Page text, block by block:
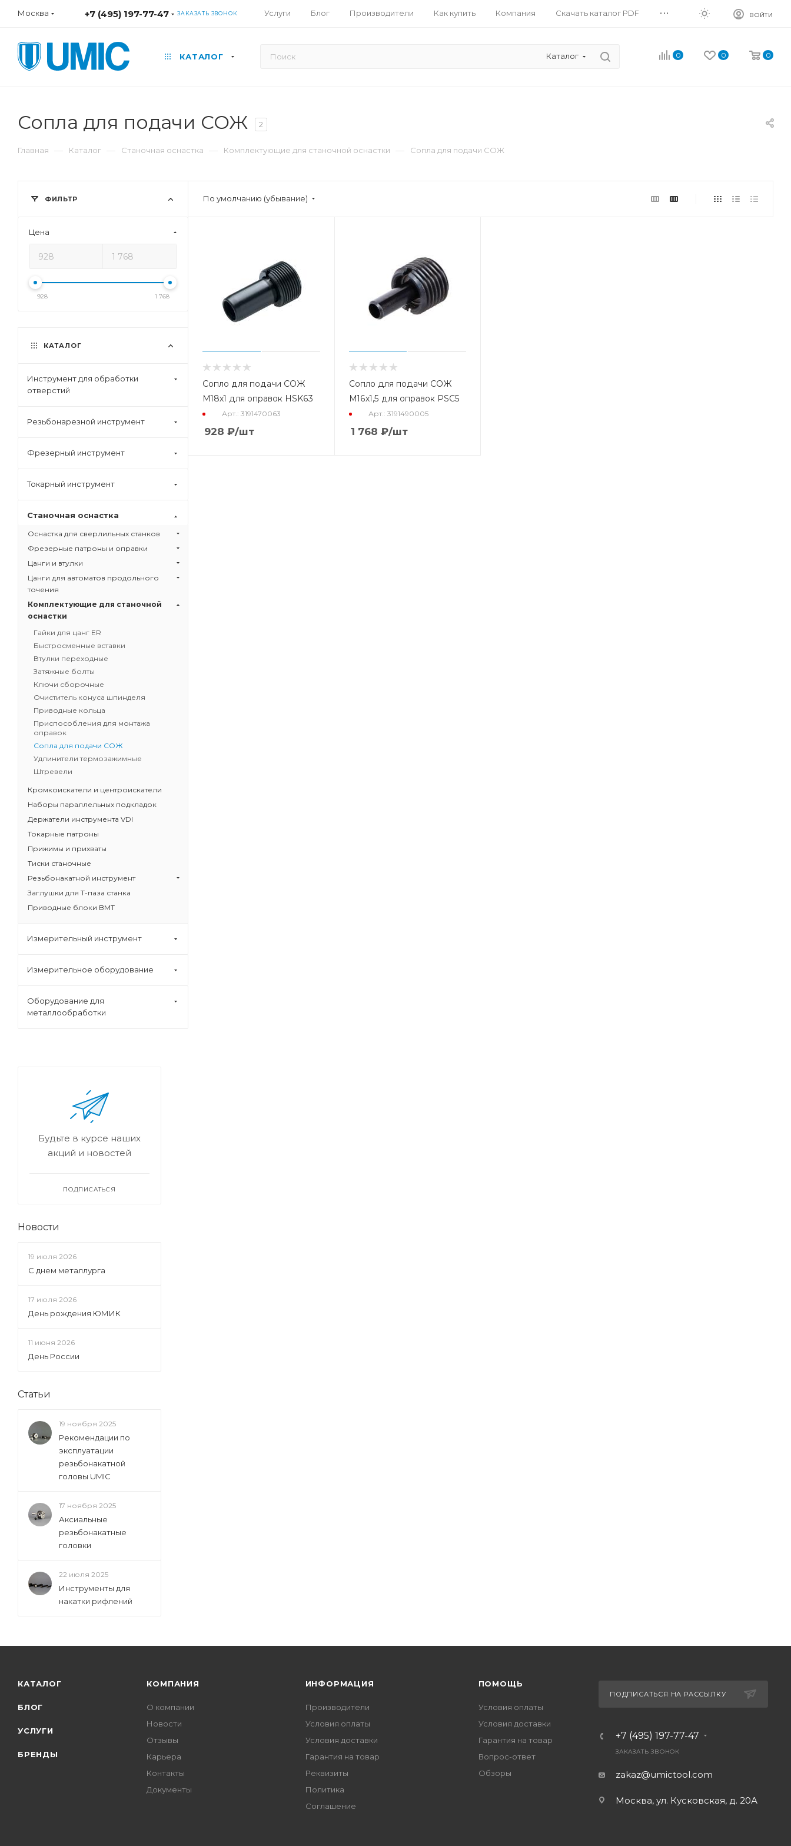
Москва +7 (495) 197-77-47 ЗАКАЗАТЬ ЗВОНОК Услуги Блог Производители Как купить Компания Скачать каталог PDF ... ВОЙТИ
КАТАЛОГ Каталог 0 0 0
Сопла для подачи СОЖ 2
Главная — Каталог — Станочная оснастка — Комплектующие для станочной оснастки — Сопла для подачи СОЖ
По умолчанию (убывание)
Сопло для подачи СОЖ
М18х1 для оправок HSK63
Арт.: 3191470063
928 ₽/шт
Сопло для подачи СОЖ
М16х1,5 для оправок PSC5
Арт.: 3191490005
1 768 ₽/шт
ФИЛЬТР
Цена
928 1 768
КАТАЛОГ
Инструмент для обработки
отверстий
Резьбонарезной инструмент
Фрезерный инструмент
Токарный инструмент
Станочная оснастка
Оснастка для сверлильных станков
Фрезерные патроны и оправки
Цанги и втулки
Цанги для автоматов продольного
точения
Комплектующие для станочной
оснастки
Гайки для цанг ER
Быстросменные вставки
Втулки переходные
Затяжные болты
Ключи сборочные
Очиститель конуса шпинделя
Приводные кольца
Приспособления для монтажа
оправок
Сопла для подачи СОЖ
Удлинители термозажимные
Штревели
Кромкоискатели и центроискатели
Наборы параллельных подкладок
Держатели инструмента VDI
Токарные патроны
Прижимы и прихваты
Тиски станочные
Резьбонакатной инструмент
Заглушки для Т-паза станка
Приводные блоки BMT
Измерительный инструмент
Измерительное оборудование
Оборудование для
металлообработки
Будьте в курсе наших
акций и новостей
ПОДПИСАТЬСЯ
Новости
19 июля 2026
С днем металлурга
17 июля 2026
День рождения ЮМИК
11 июня 2026
День России
Статьи
19 ноября 2025
Рекомендации по
эксплуатации
резьбонакатной
головы UMIC
17 ноября 2025
Аксиальные
резьбонакатные
головки
22 июля 2025
Инструменты для
накатки рифлений
КАТАЛОГ
БЛОГ
УСЛУГИ
БРЕНДЫ
КОМПАНИЯ
О компании
Новости
Отзывы
Карьера
Контакты
Документы
ИНФОРМАЦИЯ
Производители
Условия оплаты
Условия доставки
Гарантия на товар
Реквизиты
Политика
Соглашение
ПОМОЩЬ
Условия оплаты
Условия доставки
Гарантия на товар
Вопрос-ответ
Обзоры
ПОДПИСАТЬСЯ НА РАССЫЛКУ
+7 (495) 197-77-47
ЗАКАЗАТЬ ЗВОНОК
zakaz@umictool.com
Москва, ул. Кусковская, д. 20А